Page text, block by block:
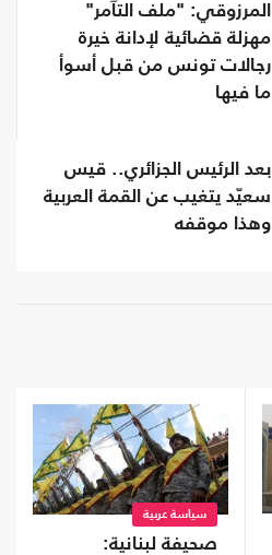
المرزوقي: "ملف التآمر"
مهزلة قضائية لإدانة خيرة
رجالات تونس من قبل أسوأ
ما فيها
بعد الرئيس الجزائري.. قيس
سعيّد يتغيب عن القمة العربية
وهذا موقفه
سياسة عربية
صحيفة لبنانية: